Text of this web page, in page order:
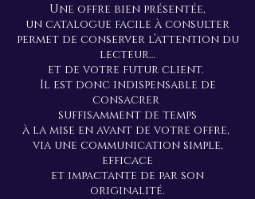
Une offre bien présentée,
un catalogue facile à consulter
permet de conserver l’attention du
lecteur…
et de votre futur client.
Il est donc indispensable de
consacrer
suffisamment de temps
à la mise en avant de votre offre,
via une communication simple,
efficace
et impactante de par son
originalité.